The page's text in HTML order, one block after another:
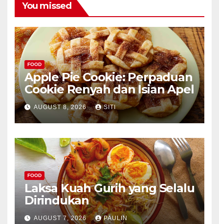
You missed
FOOD
Apple Pie Cookie: Perpaduan
Cookie Renyah dan Isian Apel
AUGUST 8, 2026 SITI
FOOD
Laksa Kuah Gurih yang Selalu
Dirindukan
AUGUST 7, 2026 PAULIN